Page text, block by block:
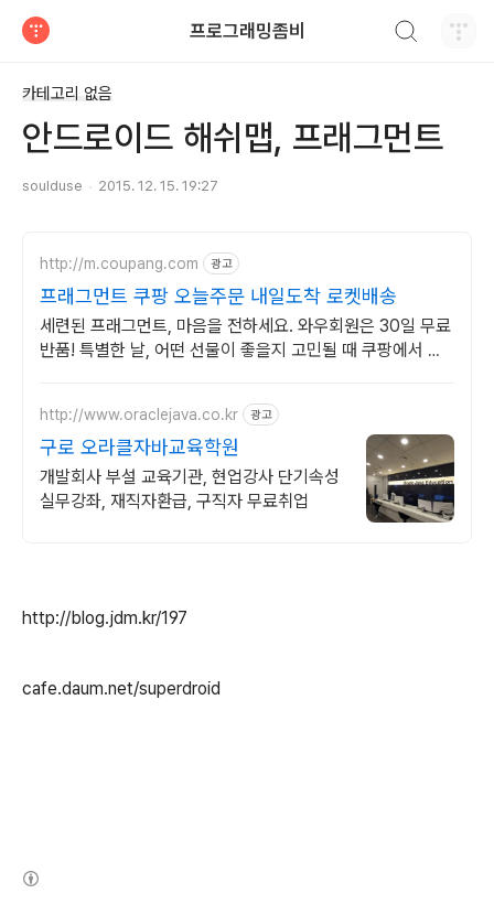
프로그래밍좀비
카테고리 없음
안드로이드 해쉬맵, 프래그먼트
soulduse 2015. 12. 15. 19:27
http://m.coupang.com 광고
프래그먼트 쿠팡 오늘주문 내일도착 로켓배송
세련된 프래그먼트, 마음을 전하세요. 와우회원은 30일 무료
반품! 특별한 날, 어떤 선물이 좋을지 고민될 때 쿠팡에서 찾
http://www.oraclejava.co.kr 광고
구로 오라클자바교육학원
개발회사 부설 교육기관, 현업강사 단기속성
실무강좌, 재직자환급, 구직자 무료취업
http://blog.jdm.kr/197
cafe.daum.net/superdroid